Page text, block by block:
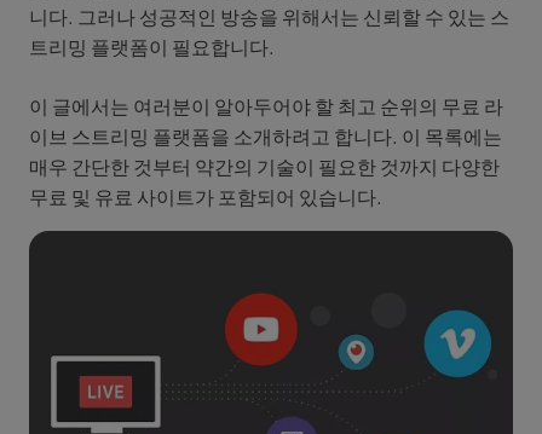
니다. 그러나 성공적인 방송을 위해서는 신뢰할 수 있는 스
트리밍 플랫폼이 필요합니다.
이 글에서는 여러분이 알아두어야 할 최고 순위의 무료 라
이브 스트리밍 플랫폼을 소개하려고 합니다. 이 목록에는
매우 간단한 것부터 약간의 기술이 필요한 것까지 다양한
무료 및 유료 사이트가 포함되어 있습니다.